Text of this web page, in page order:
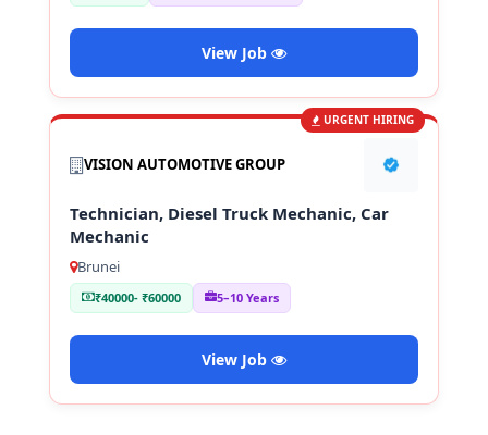
View Job
URGENT HIRING
VISION AUTOMOTIVE GROUP
Technician, Diesel Truck Mechanic, Car
Mechanic
Brunei
₹40000- ₹60000 5–10 Years
View Job